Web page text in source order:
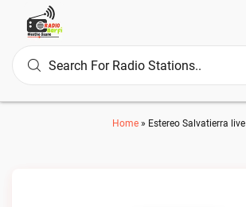
Home» Estereo Salvatierra live